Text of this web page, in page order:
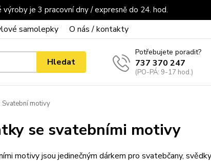
je 3 pracovní dny / expresně do 24. hod.
samolepky O nás / kontakty
Hledat
Potřebujete poradit?
737 370 247
(PO-PÁ: 9-17 hod.)
motivy
se svatebními motivy
motivy jsou jedinečným dárkem pro svatebčany,